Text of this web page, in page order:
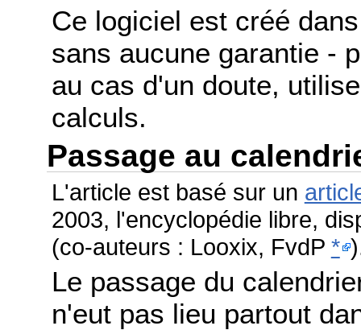
Ce logiciel est créé
sans aucune garantie -
au cas d'un doute,
calculs.
Passage au
L'article est basé sur un
2003, l'encyclopédie libre,
(co-auteurs : Looxix, FvdP *
Le passage du
n'eut pas lieu partout